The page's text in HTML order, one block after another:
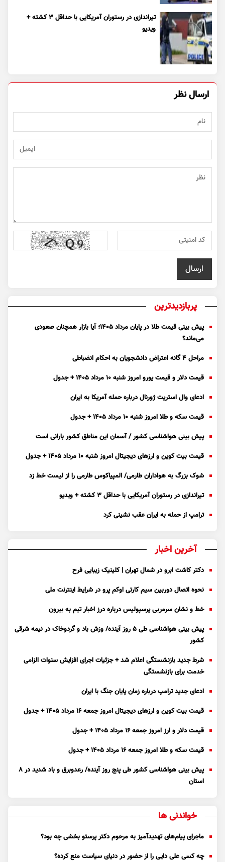
تیراندازی در رستوران آمریکایی با حداقل ۳ کشته +
ویدیو
ارسال نظر
پربازدیدترین
پیش بینی قیمت طلا در پایان مرداد 1405؛ آیا بازار همچنان صعودی
می‌ماند؟
مراحل ۴ گانه اعتراض دانشجویان به احکام انضباطی
قیمت دلار و قیمت یورو امروز شنبه ۱۰ مرداد ۱۴۰۵ + جدول
ادعای وال استریت ژورنال درباره حمله آمریکا به ایران
قیمت سکه و طلا امروز شنبه ۱۰ مرداد ۱۴۰۵ + جدول
پیش بینی هواشناسی کشور / آسمان این مناطق کشور بارانی است
قیمت بیت کوین و ارز‌های دیجیتال امروز شنبه ۱۰ مرداد ۱۴۰۵ + جدول
شوک بزرگ به هواداران طارمی/ المپیاکوس طارمی را از لیست خط زد
تیراندازی در رستوران آمریکایی با حداقل ۳ کشته + ویدیو
ترامپ از حمله به ایران عقب نشینی کرد
آخرین اخبار
دکتر کاشت ابرو در شمال تهران | کلینیک زیبایی فرح
نحوه اتصال دوربین سیم کارتی اوکم پرو در شرایط اینترنت ملی
خط و نشان سرمربی پرسپولیس درباره درز اخبار تیم به بیرون
پیش بینی هواشناسی طی ۵ روز آینده/ وزش باد و گردوخاک در نیمه شرقی
کشور
شرط جدید بازنشستگی اعلام شد + جزئیات اجرای افزایش سنوات الزامی
خدمت برای بازنشستگی
ادعای جدید ترامپ درباره زمان پایان جنگ با ایران
قیمت بیت کوین و ارز‌های دیجیتال امروز جمعه ۱۶ مرداد ۱۴۰۵ + جدول
قیمت دلار و ارز امروز جمعه ۱۶ مرداد ۱۴۰۵ + جدول
قیمت سکه و طلا امروز جمعه ۱۶ مرداد ۱۴۰۵ + جدول
پیش بینی هواشناسی کشور طی پنج روز آینده/ رعدوبرق و باد شدید در ۸
استان
خواندنی ها
ماجرای پیام‌های تهدیدآمیز به مرحوم دکتر پرستو بخشی چه بود؟
چه کسی علی دایی را از حضور در دنیای سیاست منع کرده؟